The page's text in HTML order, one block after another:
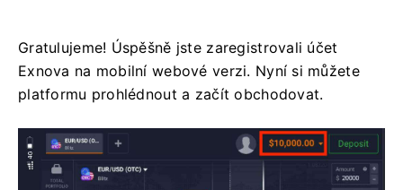
Gratulujeme! Úspěšně jste zaregistrovali účet
Exnova na mobilní webové verzi. Nyní si můžete
platformu prohlédnout a začít obchodovat.